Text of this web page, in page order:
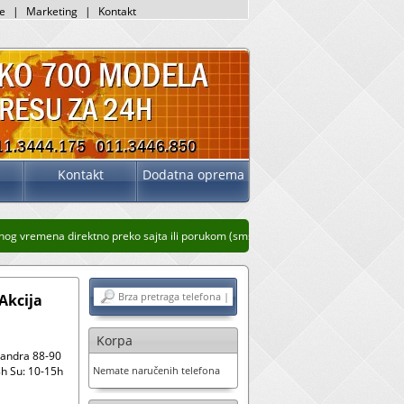
| Marketing | Kontakt
Kontakt Dodatna oprema
direktno preko sajta ili porukom (sms, whatsup, viber)
88-90
Su: 10-15h
Korpa
Nemate naručenih telefona